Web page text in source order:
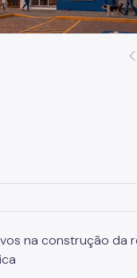
na construção da